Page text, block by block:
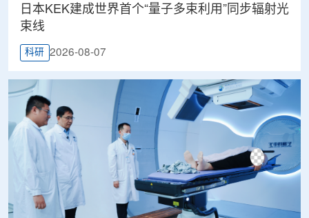
日本KEK建成世界首个“量子多束利用”同步辐射光
束线
科研 2026-08-07